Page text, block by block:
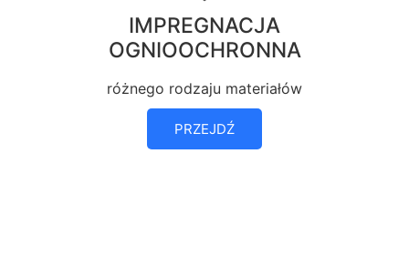
IMPREGNACJA
OGNIOOCHRONNA
różnego rodzaju materiałów
PRZEJDŹ